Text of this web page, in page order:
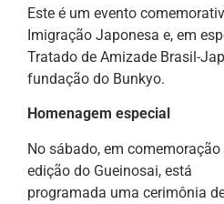
Este é um evento
Imigração Japonesa e, em
Tratado de Amizade Brasil-
fundação do Bunkyo.
Homenagem especial
No sábado, em comemoração
edição do Gueinosai, está
programada uma cerimônia